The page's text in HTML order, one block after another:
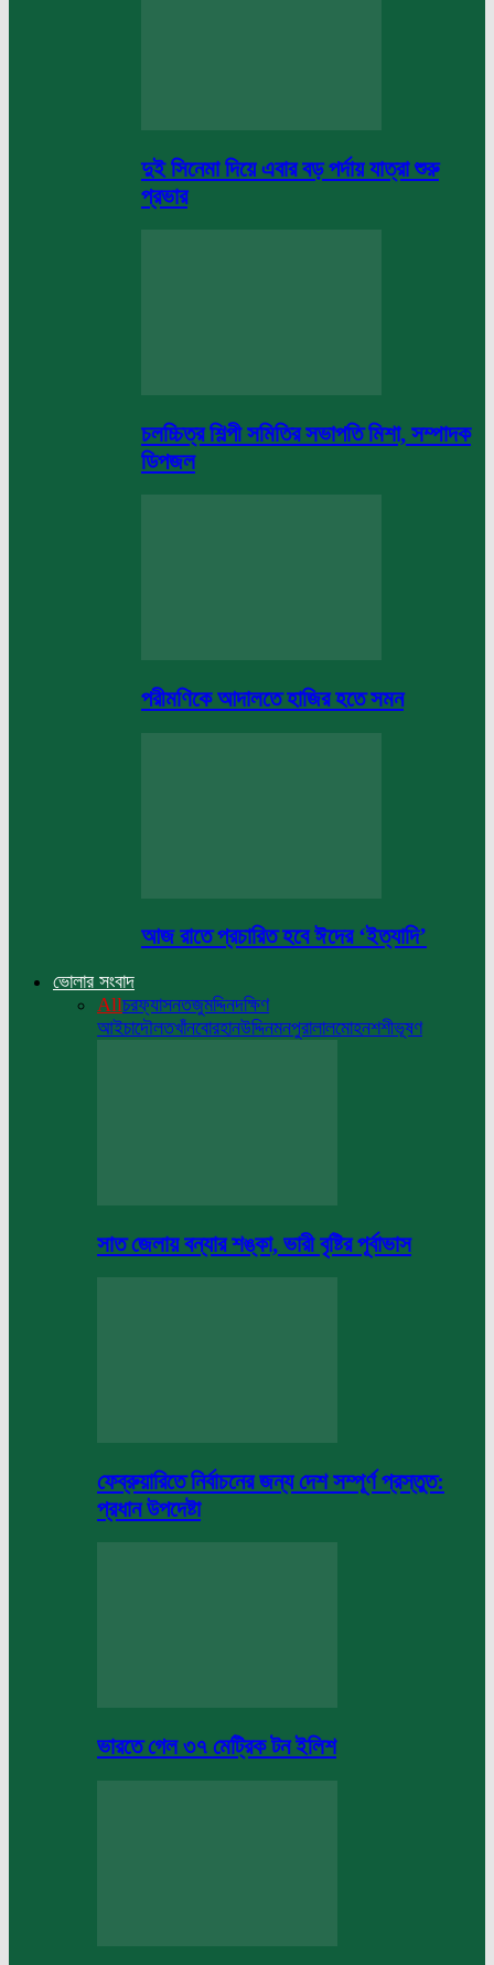
দুই সিনেমা দিয়ে এবার বড় পর্দায় যাত্রা শুরু
প্রভার
চলচ্চিত্র শিল্পী সমিতির সভাপতি মিশা, সম্পাদক
ডিপজল
পরীমণিকে আদালতে হাজির হতে সমন
আজ রাতে প্রচারিত হবে ঈদের ‘ইত্যাদি’
ভোলার সংবাদ
Allচরফ্যাসনতজুমদ্দিনদক্ষিণ
আইচাদৌলতখাঁনবোরহানউদ্দিনমনপুরালালমোহনশশীভূষণ
সাত জেলায় বন্যার শঙ্কা, ভারী বৃষ্টির পূর্বাভাস
ফেব্রুয়ারিতে নির্বাচনের জন্য দেশ সম্পূর্ণ প্রস্তুত:
প্রধান উপদেষ্টা
ভারতে গেল ৩৭ মেট্রিক টন ইলিশ